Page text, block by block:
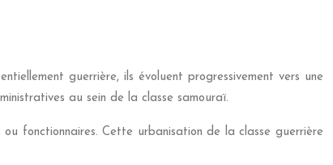
guerrière, ils évoluent progressivement vers une
au sein de la classe samouraï.
fonctionnaires. Cette urbanisation de la classe guerrière